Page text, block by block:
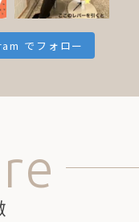
でフォロー